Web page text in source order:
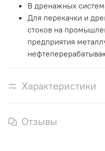
В дренажных
Для перекачки и
стоков на
предприятия
Характеристики
Отзывы